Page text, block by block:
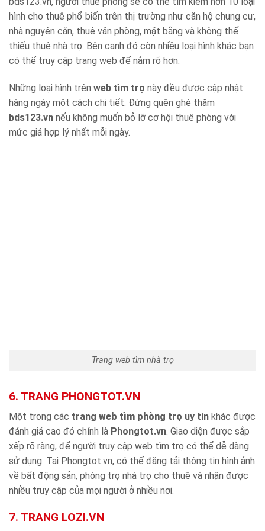
hình cho thuê phổ biến trên thị trường như căn hộ chung cư,
nhà nguyên căn, thuê văn phòng, mặt bằng và không thế
thiếu thuê nhà trọ. Bên cạnh đó còn nhiều loại hình khác bạn
có thể truy cập trang web để nắm rõ hơn.
Những loại hình trên web tìm trọ này đều được cập nhật
hàng ngày một cách chi tiết. Đừng quên ghé thăm
bds123.vn nếu không muốn bỏ lỡ cơ hội thuê phòng với
mức giá hợp lý nhất mỗi ngày.
Trang web tìm nhà trọ
6. TRANG PHONGTOT.VN
Một trong các trang web tìm phòng trọ uy tín khác được
đánh giá cao đó chính là Phongtot.vn. Giao diện được sắp
xếp rõ ràng, để người truy cập web tìm trọ có thể dễ dàng
sử dụng. Tại Phongtot.vn, có thể đăng tải thông tin hình ảnh
về bất động sản, phòng trọ nhà trọ cho thuê và nhận được
nhiều truy cập của mọi người ở nhiều nơi.
7. TRANG LOZI.VN